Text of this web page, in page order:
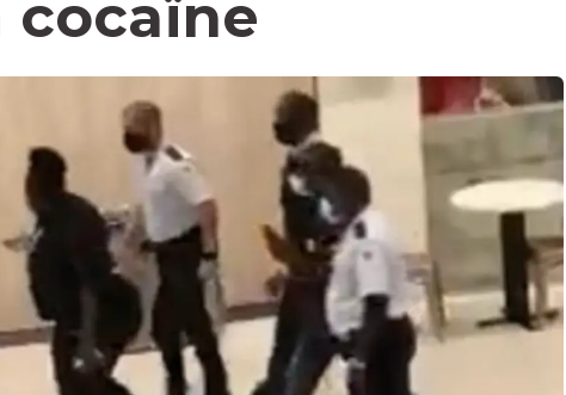
cocaïne